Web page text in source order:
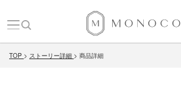
TOP ストーリー詳細 商品詳細